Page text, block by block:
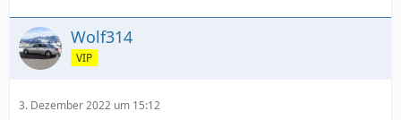
Wolf314
VIP
3. Dezember 2022 um 15:12